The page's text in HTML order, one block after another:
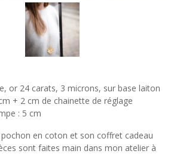
or 24 carats, 3 microns, sur base laiton
+ 2 cm de chainette de réglage
: 5 cm
pochon en coton et son coffret cadeau
sont faites main dans mon atelier à